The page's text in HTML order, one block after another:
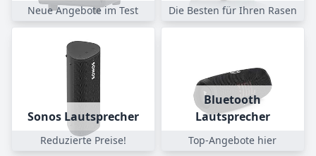
Neue Angebote im Test Die Besten für Ihren Rasen
Sonos Lautsprecher
Reduzierte Preise!
Bluetooth
Lautsprecher
Top-Angebote hier